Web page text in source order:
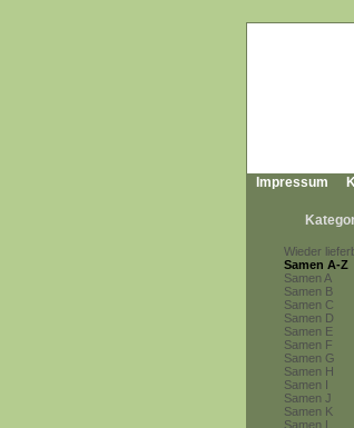
Impressum
Wieder
Samen A-Z
Samen A
Samen B
Samen C
Samen D
Samen E
Samen F
Samen G
Samen H
Samen I
Samen J
Samen K
Samen L